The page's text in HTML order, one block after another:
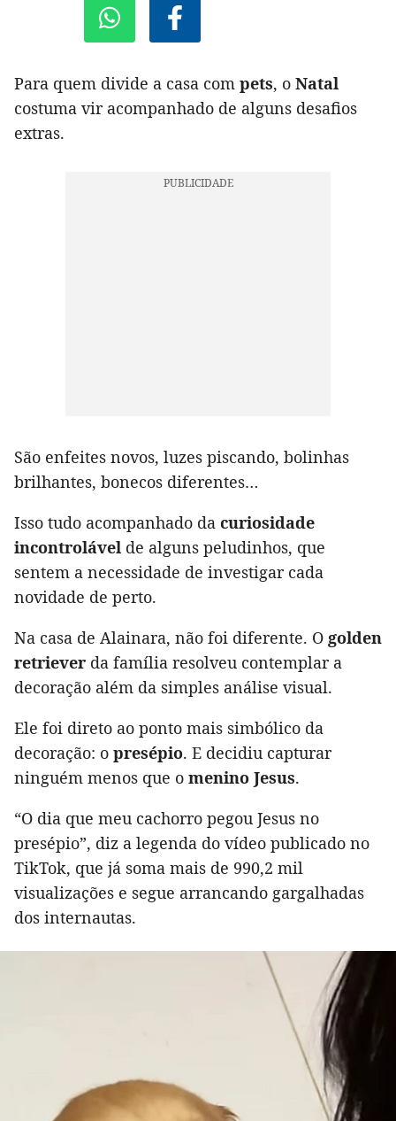
Para quem divide a casa com pets, o Natal
costuma vir acompanhado de alguns desafios
extras.
São enfeites novos, luzes piscando, bolinhas
brilhantes, bonecos diferentes…
Isso tudo acompanhado da curiosidade
incontrolável de alguns peludinhos, que
sentem a necessidade de investigar cada
novidade de perto.
Na casa de Alainara, não foi diferente. O golden
retriever da família resolveu contemplar a
decoração além da simples análise visual.
Ele foi direto ao ponto mais simbólico da
decoração: o presépio. E decidiu capturar
ninguém menos que o menino Jesus.
“O dia que meu cachorro pegou Jesus no
presépio”, diz a legenda do vídeo publicado no
TikTok, que já soma mais de 990,2 mil
visualizações e segue arrancando gargalhadas
dos internautas.